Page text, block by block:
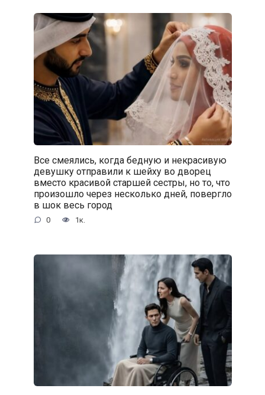
Все смеялись, когда бедную и некрасивую
девушку отправили к шейху во дворец
вместо красивой старшей сестры, но то, что
произошло через несколько дней, повергло
в шок весь город
0 1к.